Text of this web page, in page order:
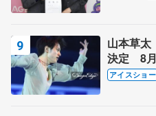
山本草太
決定 8
静香さん
アイスショー